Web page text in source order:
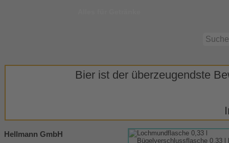
Bier ist der überzeugendste
Hellmann GmbH